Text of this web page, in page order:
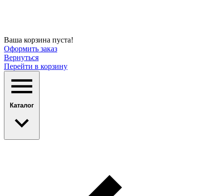
Ваша корзина пуста!
Оформить заказ
Вернуться
Перейти в корзину
Каталог